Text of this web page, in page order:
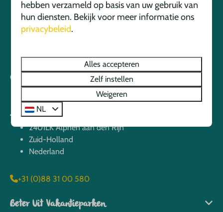
Veilig betalen
Kalkovenweg 16
2401LK Alphen aan den Rijn
Zuid-Holland
Nederland
+31 (0)88 31 00 580
Beter Uit Vakantieparken
hebben verzameld op basis van uw gebruik van
hun diensten. Bekijk voor meer informatie ons
privacybeleid.
Alles accepteren
Zelf instellen
Weigeren
NL